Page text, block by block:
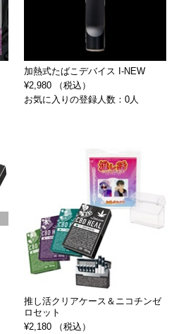
加熱式たばこデバイス I-NEW
¥2,980 （税込）
お気に入りの登録人数：0人
推し活クリアケース＆ニコチンゼ
ロセット
¥2,180 （税込）